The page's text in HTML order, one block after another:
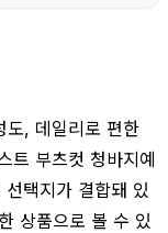
도, 데일리로 편한
트 부츠컷 청바지예
택지가 결합돼 있
상품으로 볼 수 있